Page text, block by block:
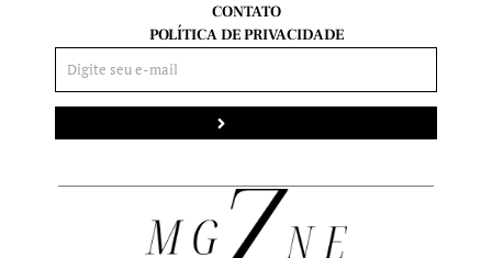
CONTATO
POLÍTICA DE PRIVACIDADE